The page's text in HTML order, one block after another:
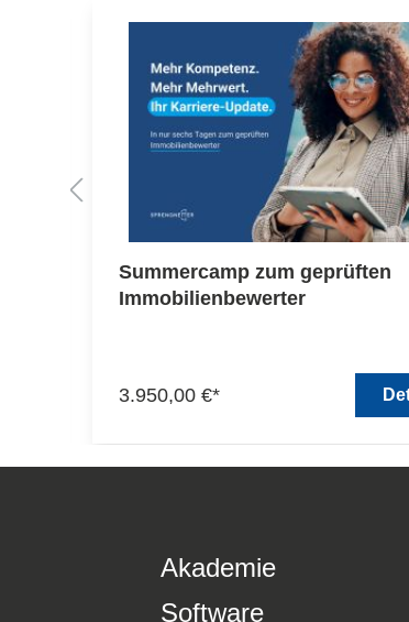
Summercamp zum geprüften
Immobilienbewerter
3.950,00 €*
Akademie
Software